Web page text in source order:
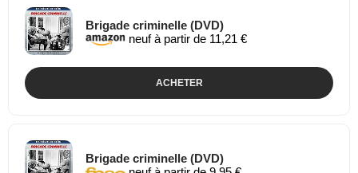
Brigade criminelle (DVD)
neuf à partir de 11,21 €
ACHETER
Brigade criminelle (DVD)